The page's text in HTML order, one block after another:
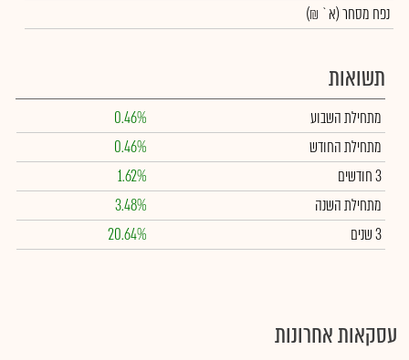
נפח מסחר(א` ₪)
תשואות
מתחילת השבוע
0.46%
מתחילת החודש
0.46%
3 חודשים
1.62%
מתחילת השנה
3.48%
3 שנים
20.64%
עסקאות אחרונות